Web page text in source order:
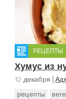
РЕЦЕПТЫ
Хумус из
12 декабря
рецепты